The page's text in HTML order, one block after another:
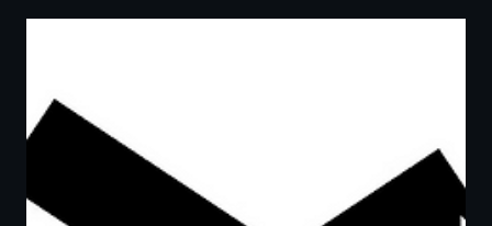
문서상에서 요소를 배치하는 방법을 지정한다. left, right, top,
알아보자 body { background-color: #999; } .paper-box { b..